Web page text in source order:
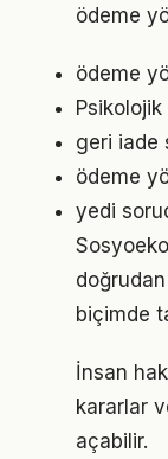
ödeme
ödeme
geri iade
ödeme
yedi
biçimde
İnsan
kararlar
açabilir.